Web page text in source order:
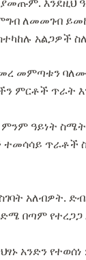
እንደዚህ
ለመመገብ
አልጋዎች
መምጣቱን
ምርቶች ጥራት
ዓይነት
ተመሳሳይ
አለብዎት.
በጣም
አንድን